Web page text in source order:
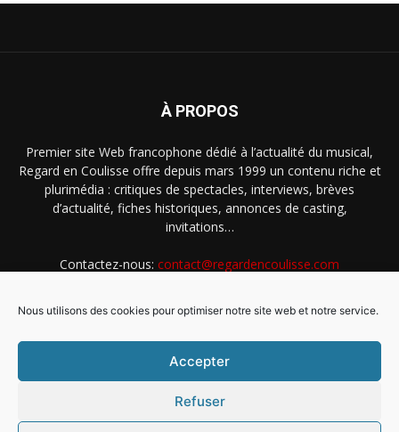
Nous utilisons des cookies pour optimiser notre site web et notre service.
Accepter
Refuser
À PROPOS
Premier site Web francophone dédié à l’actualité du musical,
Regard en Coulisse offre depuis mars 1999 un contenu riche et
plurimédia : critiques de spectacles, interviews, brèves
d’actualité, fiches historiques, annonces de casting,
invitations…
Contactez-nous: contact@regardencoulisse.com